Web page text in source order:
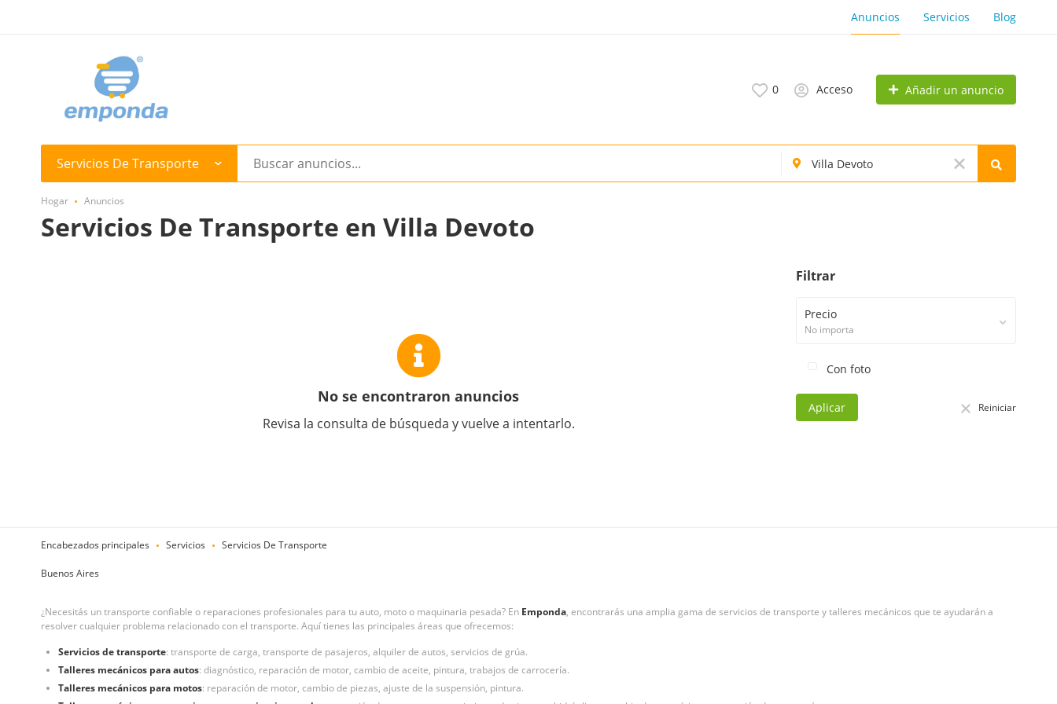
Anuncios Servicios Blog
0 Acceso Añadir un anuncio
Servicios De Transporte
Hogar Anuncios
Servicios De Transporte en Villa Devoto
No se encontraron anuncios
Revisa la consulta de búsqueda y vuelve a intentarlo.
Filtrar
Precio
No importa
Con foto
Aplicar Reiniciar
Encabezados principales Servicios Servicios De Transporte
Buenos Aires
¿Necesitás un transporte confiable o reparaciones profesionales para tu auto, moto o maquinaria pesada? En Emponda, encontrarás una amplia gama de servicios de transporte y talleres mecánicos que te ayudarán a
resolver cualquier problema relacionado con el transporte. Aquí tienes las principales áreas que ofrecemos:
Servicios de transporte: transporte de carga, transporte de pasajeros, alquiler de autos, servicios de grúa.
Talleres mecánicos para autos: diagnóstico, reparación de motor, cambio de aceite, pintura, trabajos de carrocería.
Talleres mecánicos para motos: reparación de motor, cambio de piezas, ajuste de la suspensión, pintura.